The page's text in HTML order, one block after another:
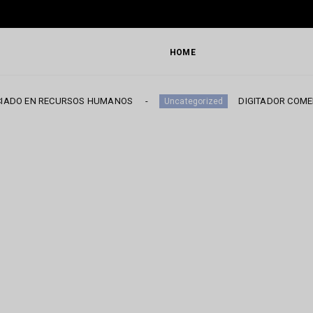
HOME
HUMANOS Uncategorized DIGITADOR COMERCIAL